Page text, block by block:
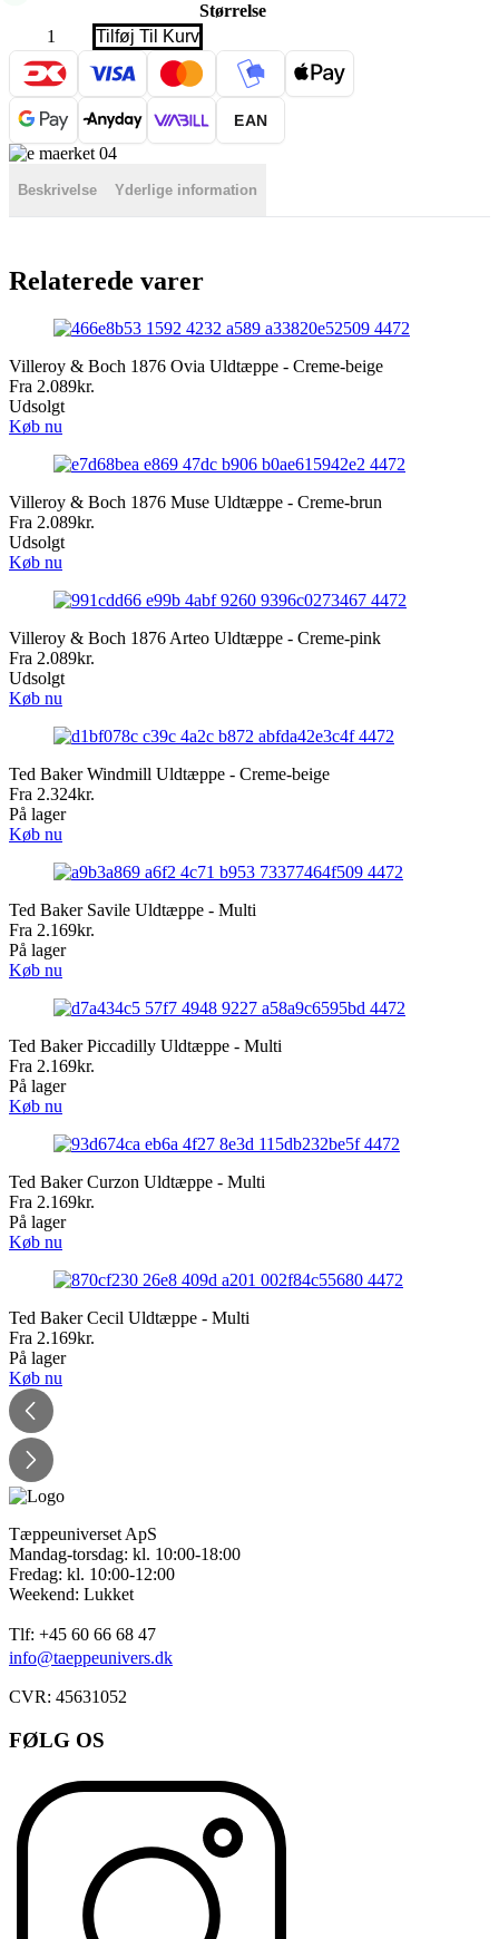
Størrelse
Decoration
Stryve
uld
tæppe
Flux
Sort-
antal
Tilføj Til Kurv
EAN
Beskrivelse Yderlige information
Relaterede varer
Villeroy & Boch 1876 Ovia Uldtæppe - Creme-beige
Fra 2.089kr.
Udsolgt
Køb nu
Villeroy & Boch 1876 Muse Uldtæppe - Creme-brun
Fra 2.089kr.
Udsolgt
Køb nu
Villeroy & Boch 1876 Arteo Uldtæppe - Creme-pink
Fra 2.089kr.
Udsolgt
Køb nu
Ted Baker Windmill Uldtæppe - Creme-beige
Fra 2.324kr.
På lager
Køb nu
Ted Baker Savile Uldtæppe - Multi
Fra 2.169kr.
På lager
Køb nu
Ted Baker Piccadilly Uldtæppe - Multi
Fra 2.169kr.
På lager
Køb nu
Ted Baker Curzon Uldtæppe - Multi
Fra 2.169kr.
På lager
Køb nu
Ted Baker Cecil Uldtæppe - Multi
Fra 2.169kr.
På lager
Køb nu
Tæppeuniverset ApS
Mandag-torsdag: kl. 10:00-18:00
Fredag: kl. 10:00-12:00
Weekend: Lukket
Tlf: +45 60 66 68 47
info@taeppeunivers.dk
CVR: 45631052
FØLG OS